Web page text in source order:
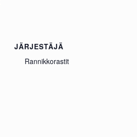
JÄRJESTÄJÄ
Rannikkorastit